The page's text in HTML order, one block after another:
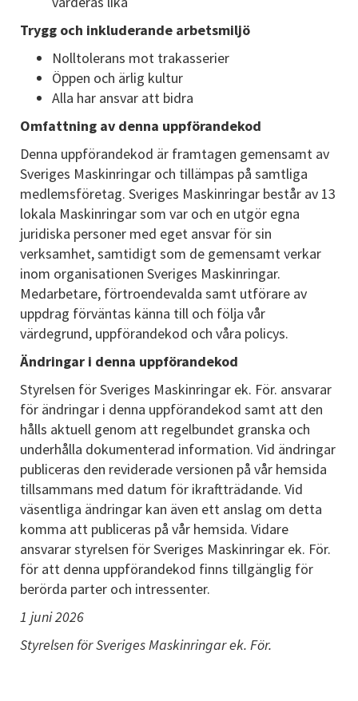
Trygg och inkluderande arbetsmiljö
Nolltolerans mot trakasserier
Öppen och ärlig kultur
Alla har ansvar att bidra
Omfattning av denna uppförandekod
Denna uppförandekod är framtagen gemensamt av
Sveriges Maskinringar och tillämpas på samtliga
medlemsföretag. Sveriges Maskinringar består av 13
lokala Maskinringar som var och en utgör egna
juridiska personer med eget ansvar för sin
verksamhet, samtidigt som de gemensamt verkar
inom organisationen Sveriges Maskinringar.
Medarbetare, förtroendevalda samt utförare av
uppdrag förväntas känna till och följa vår
värdegrund, uppförandekod och våra policys.
Ändringar i denna uppförandekod
Styrelsen för Sveriges Maskinringar ek. För. ansvarar
för ändringar i denna uppförandekod samt att den
hålls aktuell genom att regelbundet granska och
underhålla dokumenterad information. Vid ändringar
publiceras den reviderade versionen på vår hemsida
tillsammans med datum för ikraftträdande. Vid
väsentliga ändringar kan även ett anslag om detta
komma att publiceras på vår hemsida. Vidare
ansvarar styrelsen för Sveriges Maskinringar ek. För.
för att denna uppförandekod finns tillgänglig för
berörda parter och intressenter.
1 juni 2026
Styrelsen för Sveriges Maskinringar ek. För.